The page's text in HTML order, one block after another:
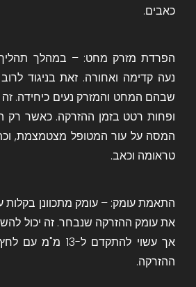
כאבים.
הפרדת מזרק מחט: – במהלך
נעה קדימה ואחורה. זאת בניגוד
שבהם המחט והמזרק נעים כיחידה.
ופחות רטט בזמן ההזרקה. כאשר
המסה על עור המטופל מצטמצמת,
טראומה וכאב.
התאמת עומק: – עומק מתכוונן בקלות
אך עשוי להתקדם ל-
ההזרקה.